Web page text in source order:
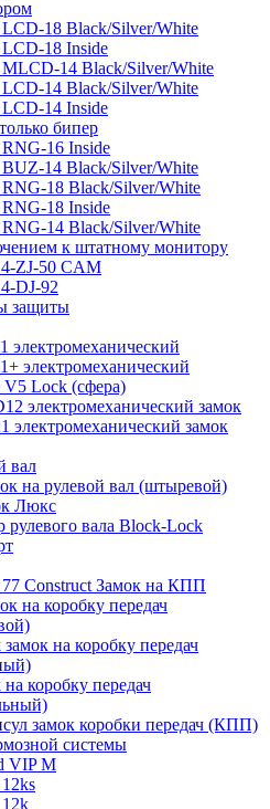
18 Black/Silver/White
18 Inside
14 Black/Silver/White
14 Black/Silver/White
14 Inside
бипер
16 Inside
14 Black/Silver/White
18 Black/Silver/White
18 Inside
14 Black/Silver/White
к штатному монитору
4-ZJ-50 CAM
DJ-92
защиты
электромеханический
электромеханический
V5 Lock (сфера)
электромеханический замок
электромеханический замок
вал
на рулевой вал (штыревой)
Люкс
рулевого вала Block-Lock
Construct Замок на КПП
на коробку передач
на коробку передач
коробку передач
замок коробки передач (КПП)
системы
VIP M